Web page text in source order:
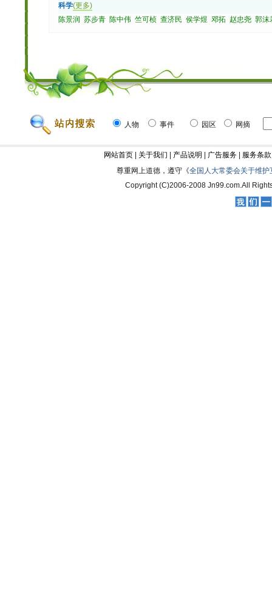
科学(更多)
陈景润 苏步青 陈中伟 竺可桢 查济民 侯学煜 邓拓 赵忠尧 郭沫
人物 事件 园区 网摘
网站首页 关于我们 产品说明 广告服务 服务条款
尊重网上道德，遵守《全国人大常委会关于维
Copyright (C)2006-2008 Jn99.com.All